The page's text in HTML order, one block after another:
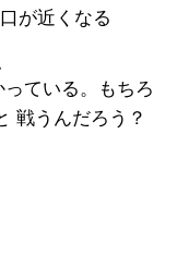
が近くなる
ている。もちろ
戦うんだろう？